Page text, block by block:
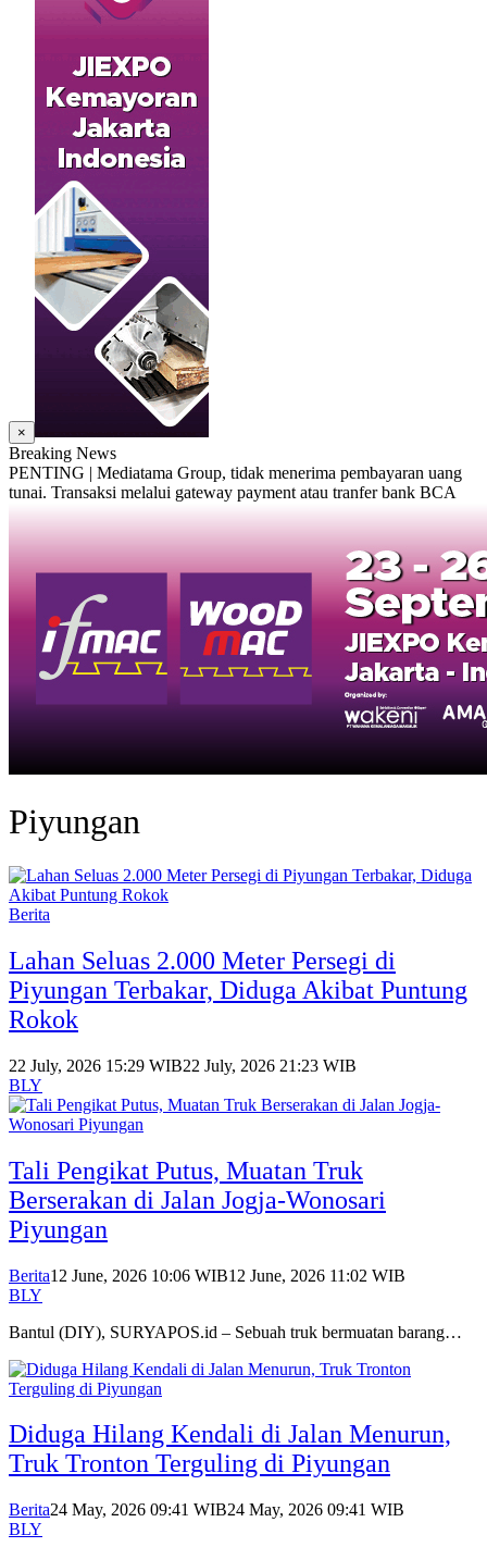
×
Breaking News
PENTING | Mediatama Group, tidak menerima pembayaran uang
tunai. Transaksi melalui gateway payment atau tranfer bank BCA
Piyungan
Berita
Lahan Seluas 2.000 Meter Persegi di
Piyungan Terbakar, Diduga Akibat Puntung
Rokok
22 July, 2026 15:29 WIB22 July, 2026 21:23 WIB
BLY
Tali Pengikat Putus, Muatan Truk
Berserakan di Jalan Jogja-Wonosari
Piyungan
Berita12 June, 2026 10:06 WIB12 June, 2026 11:02 WIB
BLY
Bantul (DIY), SURYAPOS.id – Sebuah truk bermuatan barang…
Diduga Hilang Kendali di Jalan Menurun,
Truk Tronton Terguling di Piyungan
Berita24 May, 2026 09:41 WIB24 May, 2026 09:41 WIB
BLY